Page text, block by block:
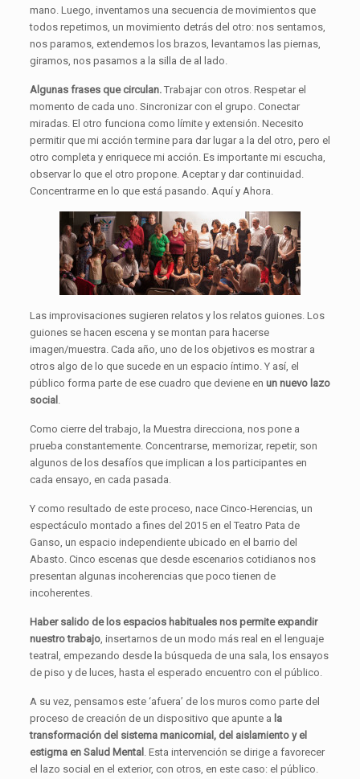
mano. Luego, inventamos una secuencia de movimientos que
todos repetimos, un movimiento detrás del otro: nos sentamos,
nos paramos, extendemos los brazos, levantamos las piernas,
giramos, nos pasamos a la silla de al lado.
Algunas frases que circulan. Trabajar con otros. Respetar el
momento de cada uno. Sincronizar con el grupo. Conectar
miradas. El otro funciona como límite y extensión. Necesito
permitir que mi acción termine para dar lugar a la del otro, pero el
otro completa y enriquece mi acción. Es importante mi escucha,
observar lo que el otro propone. Aceptar y dar continuidad.
Concentrarme en lo que está pasando. Aquí y Ahora.
Las improvisaciones sugieren relatos y los relatos guiones. Los
guiones se hacen escena y se montan para hacerse
imagen/muestra. Cada año, uno de los objetivos es mostrar a
otros algo de lo que sucede en un espacio íntimo. Y así, el
público forma parte de ese cuadro que deviene en un nuevo lazo
social .
Como cierre del trabajo, la Muestra direcciona, nos pone a
prueba constantemente. Concentrarse, memorizar, repetir, son
algunos de los desafíos que implican a los participantes en
cada ensayo, en cada pasada.
Y como resultado de este proceso, nace Cinco-Herencias, un
espectáculo montado a fines del 2015 en el Teatro Pata de
Ganso, un espacio independiente ubicado en el barrio del
Abasto. Cinco escenas que desde escenarios cotidianos nos
presentan algunas incoherencias que poco tienen de
incoherentes.
Haber salido de los espacios habituales nos permite expandir
nuestro trabajo, insertarnos de un modo más real en el lenguaje
teatral, empezando desde la búsqueda de una sala, los ensayos
de piso y de luces, hasta el esperado encuentro con el público.
A su vez, pensamos este ‘afuera’ de los muros como parte del
proceso de creación de un dispositivo que apunte a la
transformación del sistema manicomial, del aislamiento y el
estigma en Salud Mental . Esta intervención se dirige a favorecer
el lazo social en el exterior, con otros, en este caso: el público.